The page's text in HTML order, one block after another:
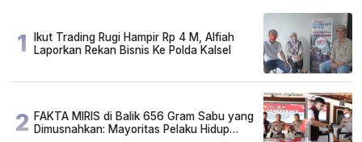
1
Ikut Trading Rugi Hampir Rp 4 M, Alfiah
Laporkan Rekan Bisnis Ke Polda Kalsel
2 FAKTA MIRIS di Balik 656 Gram Sabu yang
Dimusnahkan: Mayoritas Pelaku Hidup